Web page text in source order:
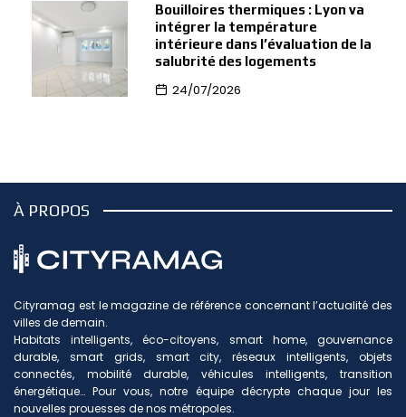
Bouilloires thermiques : Lyon va
intégrer la température
intérieure dans l’évaluation de la
salubrité des logements
24/07/2026
À PROPOS
Cityramag est le magazine de référence concernant l’actualité des
villes de demain.
Habitats intelligents, éco-citoyens, smart home, gouvernance
durable, smart grids, smart city, réseaux intelligents, objets
connectés, mobilité durable, véhicules intelligents, transition
énergétique… Pour vous, notre équipe décrypte chaque jour les
nouvelles prouesses de nos métropoles.